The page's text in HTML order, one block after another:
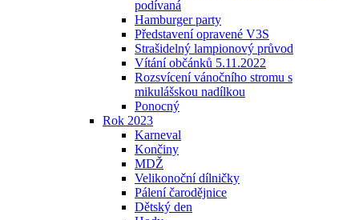
podívaná
Hamburger party
Představení opravené V3S
Strašidelný lampionový průvod
Vítání občánků 5.11.2022
Rozsvícení vánočního stromu s
mikulášskou nadílkou
Ponocný
Rok 2023
Karneval
Končiny
MDŽ
Velikonoční dílničky
Pálení čarodějnice
Dětský den